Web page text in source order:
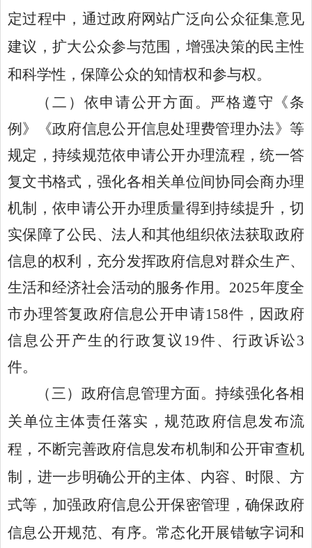
定过程中，通过政府网站广泛向公众征集意见
建议，扩大公众参与范围，增强决策的民主性
和科学性，保障公众的知情权和参与权。
（二） 依申请公开方面。 严格遵守《条
例》《政府信息公开信息处理费管理办法》 等
规定，持续规范依申请公开办理流程，统一答
复文书格式，强化各相关单位间协同会商办理
机制，依申请公开办理质量得到持续提升，切
实保障了公民、法人和其他组织依法获取政府
信息的权利，充分发挥政府信息对群众生产、
生活和经济社会活动的服务作用 。 2025年度全
市办理答复政府信息公开申请158件 ， 因政府
信息公开产生的行政复议 19件、 行政诉讼3
件。
（三） 政府信息管理方面。持续强化各相
关单位主体责任落实，规范政府信息发布流
程，不断完善政府信息发布机制和公开审查机
制，进一步明确公开的主体、内容、时限、方
式等，加强政府信息公开保密管理，确保政府
信息公开规范、有序。常态化开展错敏字词和